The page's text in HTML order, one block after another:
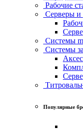
Рабочие
Серверы и
Системы
Системы
Популярные